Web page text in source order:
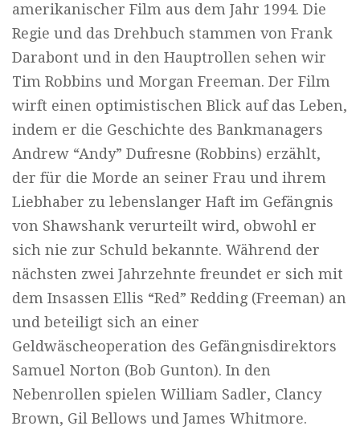
amerikanischer Film aus dem Jahr 1994. Die
Regie und das Drehbuch stammen von Frank
Darabont und in den Hauptrollen sehen wir
Tim Robbins und Morgan Freeman. Der Film
wirft einen optimistischen Blick auf das Leben,
indem er die Geschichte des Bankmanagers
Andrew “Andy” Dufresne (Robbins) erzählt,
der für die Morde an seiner Frau und ihrem
Liebhaber zu lebenslanger Haft im Gefängnis
von Shawshank verurteilt wird, obwohl er
sich nie zur Schuld bekannte. Während der
nächsten zwei Jahrzehnte freundet er sich mit
dem Insassen Ellis “Red” Redding (Freeman) an
und beteiligt sich an einer
Geldwäscheoperation des Gefängnisdirektors
Samuel Norton (Bob Gunton). In den
Nebenrollen spielen William Sadler, Clancy
Brown, Gil Bellows und James Whitmore.